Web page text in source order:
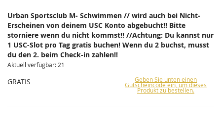
Urban Sportsclub M- Schwimmen // wird auch bei Nicht-
Erscheinen von deinem USC Konto abgebucht!! Bitte
storniere wenn du nicht kommst!! //Achtung: Du kannst nur
1 USC-Slot pro Tag gratis buchen! Wenn du 2 buchst, musst
du den 2. beim Check-in zahlen!!
Aktuell verfügbar: 21
GRATIS Geben Sie unten einen
Gutscheincode ein, um dieses
Produkt zu bestellen.